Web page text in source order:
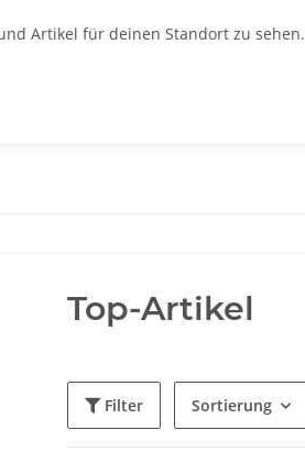
Artikel für deinen Standort zu sehen.
Top-Artikel
Filter Sortierung